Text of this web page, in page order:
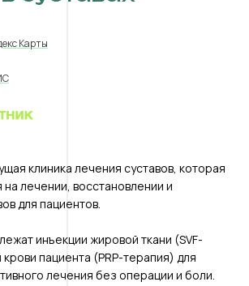
Карты
клиника лечения суставов, которая
лечении, восстановлении и
для пациентов.
инъекции жировой ткани (SVF-
пациента (PRP-терапия) для
лечения без операции и боли.